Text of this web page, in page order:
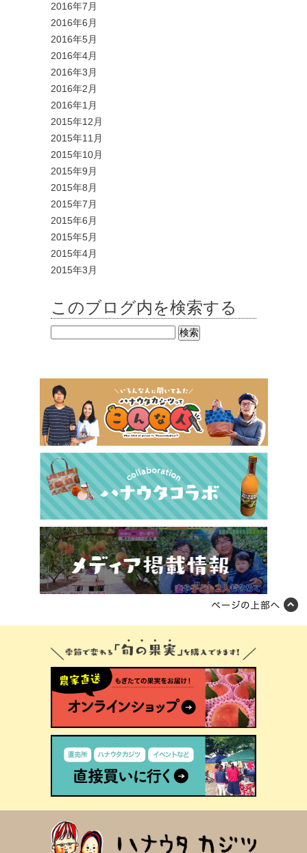
2016年7月
2016年6月
2016年5月
2016年4月
2016年3月
2016年2月
2016年1月
2015年12月
2015年11月
2015年10月
2015年9月
2015年8月
2015年7月
2015年6月
2015年5月
2015年4月
2015年3月
このブログ内を検索する